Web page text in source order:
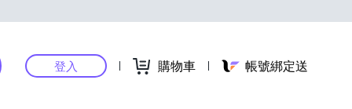
登入 購物車 帳號綁定送